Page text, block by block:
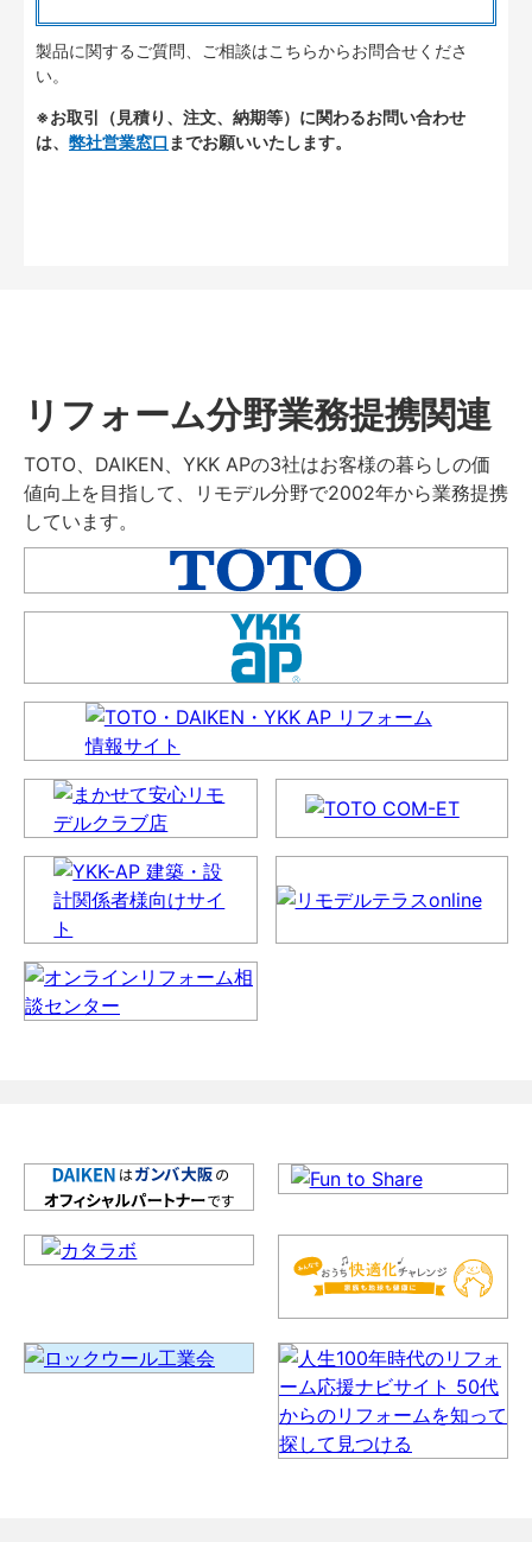
製品に関するご質問、ご相談はこちらからお問合せくださ
い。
※お取引（見積り、注文、納期等）に関わるお問い合わせ
は、 弊社営業窓口 までお願いいたします。
リフォーム分野業務提携関連
TOTO、DAIKEN、YKK APの3社はお客様の暮らしの価
値向上を目指して、リモデル分野で2002年から業務提携
しています。